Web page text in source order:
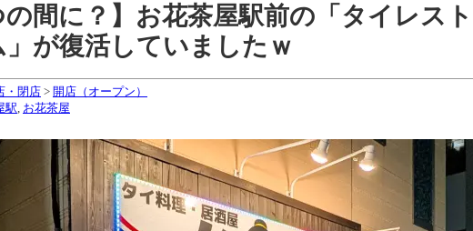
の間に？】お花茶屋駅前の「タイレス
が復活していましたｗ
・閉店 > 開店（オープン）
駅 お花茶屋